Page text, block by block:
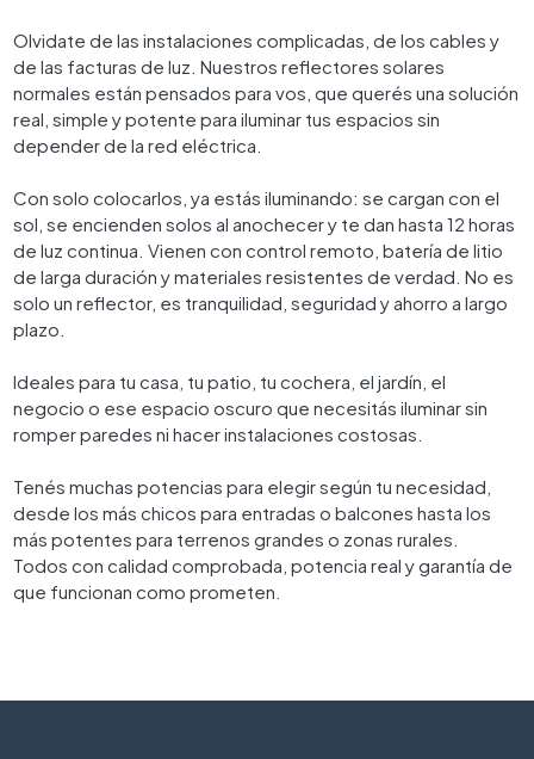
Olvidate de las instalaciones complicadas, de los cables y
de las facturas de luz. Nuestros reflectores solares
normales están pensados para vos, que querés una solución
real, simple y potente para iluminar tus espacios sin
depender de la red eléctrica.
Con solo colocarlos, ya estás iluminando: se cargan con el
sol, se encienden solos al anochecer y te dan hasta 12 horas
de luz continua. Vienen con control remoto, batería de litio
de larga duración y materiales resistentes de verdad. No es
solo un reflector, es tranquilidad, seguridad y ahorro a largo
plazo.
Ideales para tu casa, tu patio, tu cochera, el jardín, el
negocio o ese espacio oscuro que necesitás iluminar sin
romper paredes ni hacer instalaciones costosas.
Tenés muchas potencias para elegir según tu necesidad,
desde los más chicos para entradas o balcones hasta los
más potentes para terrenos grandes o zonas rurales.
Todos con calidad comprobada, potencia real y garantía de
que funcionan como prometen.